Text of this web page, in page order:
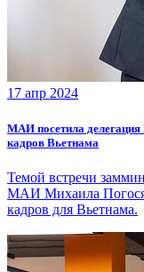
17 апр 2024
МАИ посетила делегация
кадров Вьетнама
Темой встречи
МАИ Михаила
кадров для Вьетнама.